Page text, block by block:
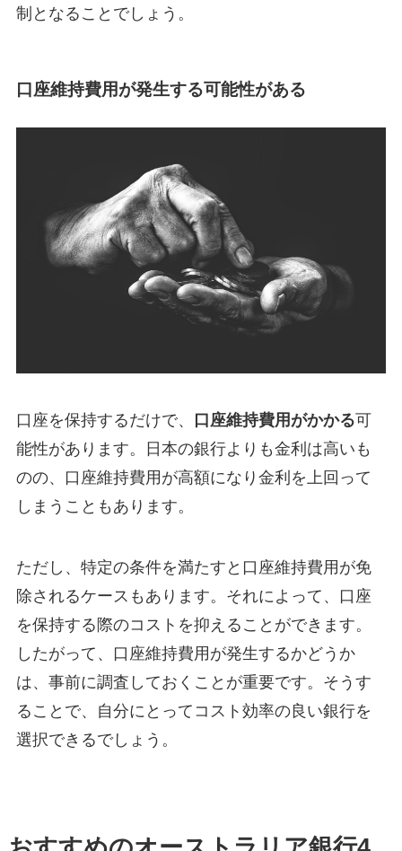
制となることでしょう。
口座維持費用が発生する可能性がある
口座を保持するだけで、 口座維持費用がかかる可
能性があります。日本の銀行よりも金利は高いも
のの、口座維持費用が高額になり金利を上回って
しまうこともあります。
ただし、特定の条件を満たすと口座維持費用が免
除されるケースもあります。それによって、口座
を保持する際のコストを抑えることができます。
したがって、口座維持費用が発生するかどうか
は、事前に調査しておくことが重要です。そうす
ることで、自分にとってコスト効率の良い銀行を
選択できるでしょう。